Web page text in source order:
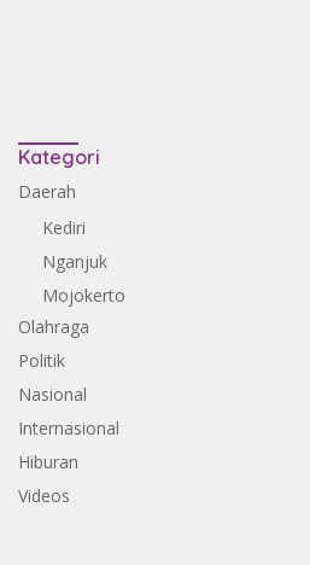
Kategori
Daerah
Kediri
Nganjuk
Mojokerto
Olahraga
Politik
Nasional
Internasional
Hiburan
Videos